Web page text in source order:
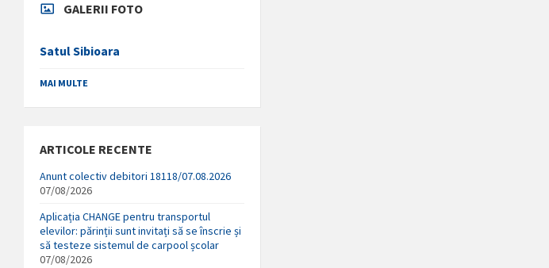
GALERII FOTO
Satul Sibioara
MAI MULTE
ARTICOLE RECENTE
Anunt colectiv debitori 18118/07.08.2026
07/08/2026
Aplicația CHANGE pentru transportul
elevilor: părinții sunt invitați să se înscrie și
să testeze sistemul de carpool școlar
07/08/2026